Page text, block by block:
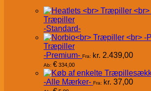
Træpiller
-Standard-
Træpiller
-Premium- Fra: kr. 2.439,00
Ab: € 334,00
-Alle Mærker- Fra: kr. 37,00